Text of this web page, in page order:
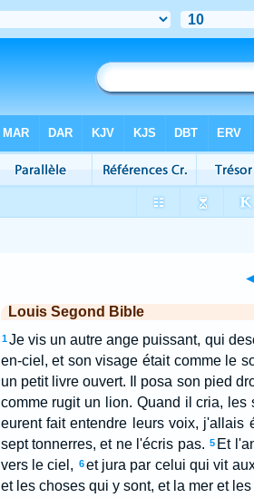
Louis Segond Bible
1 Je vis un autre ange puissant, qui
en-ciel, et son visage était comme le
un petit livre ouvert. Il posa son pied
comme rugit un lion. Quand il cria, les
eurent fait entendre leurs voix,
sept tonnerres, et ne l'écris pas. 5 Et
vers le ciel, 6et jura par celui qui vit
et les choses qui y sont, et la mer et